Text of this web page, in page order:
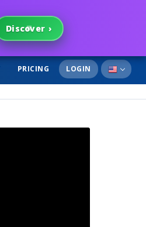
Discover ›
PRICING LOGIN